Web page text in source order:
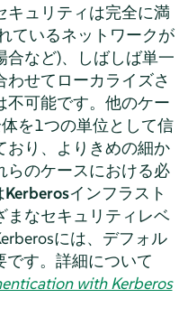
キュリティは完全に満
ているネットワークが
など)、しばしば単一
せてローカライズさ
不可能です。他のケー
を1つの単位として信
おり、よりきめの細か
らのケースにおける必
Kerberosインフラスト
まなセキュリティレベ
には、デフォル
です。詳細について
with Kerberos